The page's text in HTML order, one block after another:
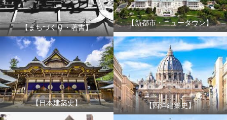
【まちづくり・著書】
【新都市・ニュータウン】
【日本建築史】 【西洋建築史】